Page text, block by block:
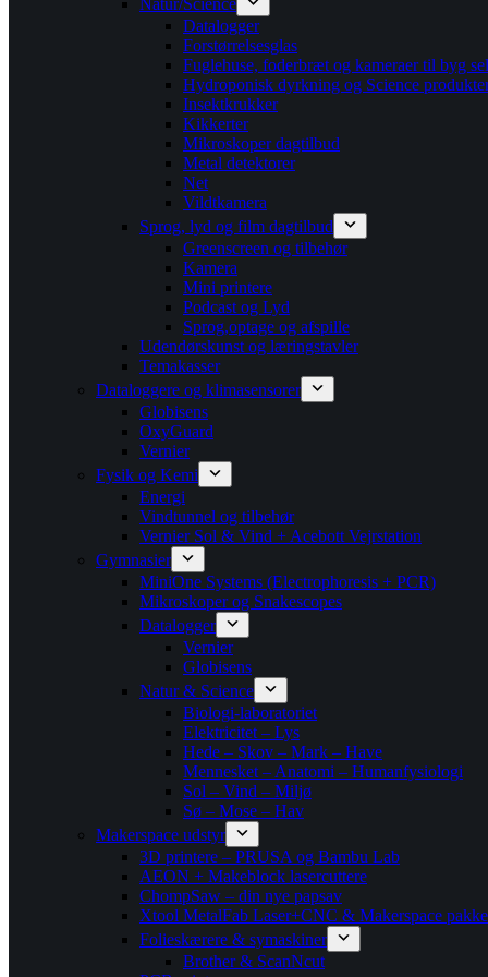
Natur/Science
Datalogger
Forstørrelsesglas
Fuglehuse, foderbræt og kameraer til byg
Hydroponisk dyrkning og Science
Insektkrukker
Kikkerter
Mikroskoper dagtilbud
Metal detektorer
Net
Vildtkamera
Sprog, lyd og film dagtilbud
Greenscreen og tilbehør
Kamera
Mini printere
Podcast og Lyd
Sprog,optage og afspille
Udendørskunst og læringstavler
Temakasser
Dataloggere og klimasensorer
Globisens
OxyGuard
Vernier
Fysik og Kemi
Energi
Vindtunnel og tilbehør
Vernier Sol & Vind + Acebott Vejrstation
Gymnasier
MiniOne Systems (Electrophoresis + PCR)
Mikroskoper og Snakescopes
Datalogger
Vernier
Globisens
Natur & Science
Biologi-laboratoriet
Elektricitet – Lys
Hede – Skov – Mark – Have
Mennesket – Anatomi – Humanfysiologi
Sol – Vind – Miljø
Sø – Mose – Hav
Makerspace udstyr
3D printere – PRUSA og Bambu Lab
AEON + Makeblock lasercuttere
ChompSaw – din nye papsav
Xtool MetalFab Laser+CNC & Makerspace
Folieskærere & symaskiner
Brother & ScanNcut